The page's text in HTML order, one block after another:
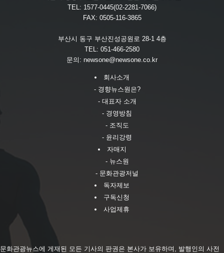
TEL: 1577-0445(02-2281-7066)
FAX: 0505-116-3865
부산시 동구 부산진성공원로 28-1 4층
TEL: 051-466-2580
문의: newsone@newsone.co.kr
회사소개
- 경향뉴스원은?
- 대표자 소개
- 경영방침
- 조직도
- 윤리강령
자매지
- 뉴스원
- 문화관광저널
독자제보
구독신청
사업제휴
문화관광뉴스에 게재된 모든 기사의 판권은 본사가 보유하며, 발행인의 사전